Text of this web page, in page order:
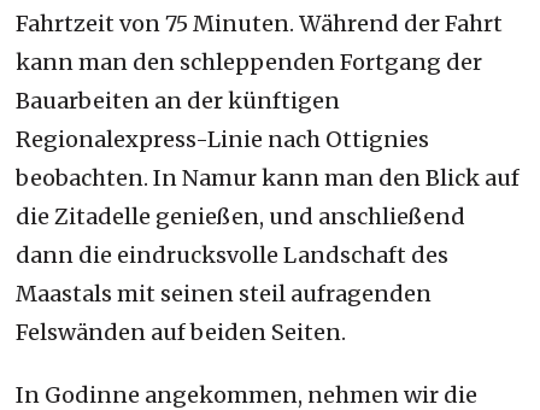
Fahrtzeit von 75 Minuten. Während der Fahrt
kann man den schleppenden Fortgang der
Bauarbeiten an der künftigen
Regionalexpress-Linie nach Ottignies
beobachten. In Namur kann man den Blick auf
die Zitadelle genießen, und anschließend
dann die eindrucksvolle Landschaft des
Maastals mit seinen steil aufragenden
Felswänden auf beiden Seiten.
In Godinne angekommen, nehmen wir die